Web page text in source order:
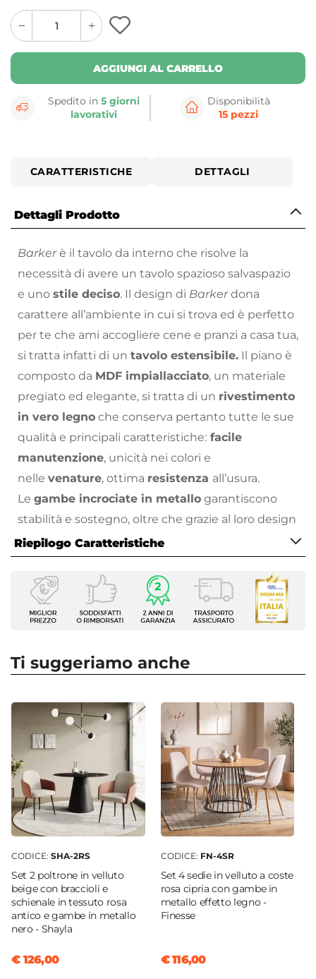
quantity
button
quantity
minus
button
AGGIUNGI AL CARRELLO
Spedito in5 giorni
lavorativi
Disponibilità
15 pezzi
CARATTERISTICHE DETTAGLI
Dettagli Prodotto
Barkerè il tavolo da interno che risolve la
necessità di avere un tavolo spazioso salvaspazio
e uno stile deciso. Il design di Barkerdona
carattere all’ambiente in cui si trova ed è perfetto
per te che ami accogliere cene e pranzi a casa tua,
si tratta infatti di un tavolo estensibile. Il piano è
composto da MDF impiallacciato, un materiale
pregiato ed elegante, si tratta di un rivestimento
in vero legno che conserva pertanto tutte le sue
qualità e principali caratteristiche: facile
manutenzione, unicità nei colori e
nelle venature, ottima resistenza all’usura.
Le gambe incrociate in metallo garantiscono
stabilità e sostegno, oltre che grazie al loro design
non intralciano i movimenti dei
commensali.Barkerrinnoverà con praticità e stile
la tua sala da pranzo: il top nasconde le allunghe e
in più un
vano contenitore
perfetto per riporre
stoviglie e posate aggiuntive da tirar fuori al
versioni di top differente e 2 opzioni di
stile e arredamento!
Barker è il giusto compromesso tra la
funzionalità ed il design.
Scegli i complementi d’arredo perfetti per
arredare la tua casa come hai sempre sognato: sul
nostrovasto catalogo onlinetroverai proposte
per tutte le necessità, stili di arredamento e
prezzo.
Riepilogo Caratteristiche
Caratteristiche
Serie
Barker
Tavolo allungabile
Dimensioni
Forma
Rettangolare
Colore Piano
Rovere bianco
Colore Gambe
Bianco
Effetto
Legno nobilitato
Materiale Gambe
Metallo
220 cm
Ti suggeriamo anche
CODICE: SHA-2RS
Set 2 poltrone in velluto
beige con braccioli e
schienale in tessuto rosa
antico e gambe in metallo
nero - Shayla
€ 126,00
CODICE: FN-4SR
Set 4 sedie in velluto a coste
rosa cipria con gambe in
metallo effetto legno -
Finesse
€ 116,00